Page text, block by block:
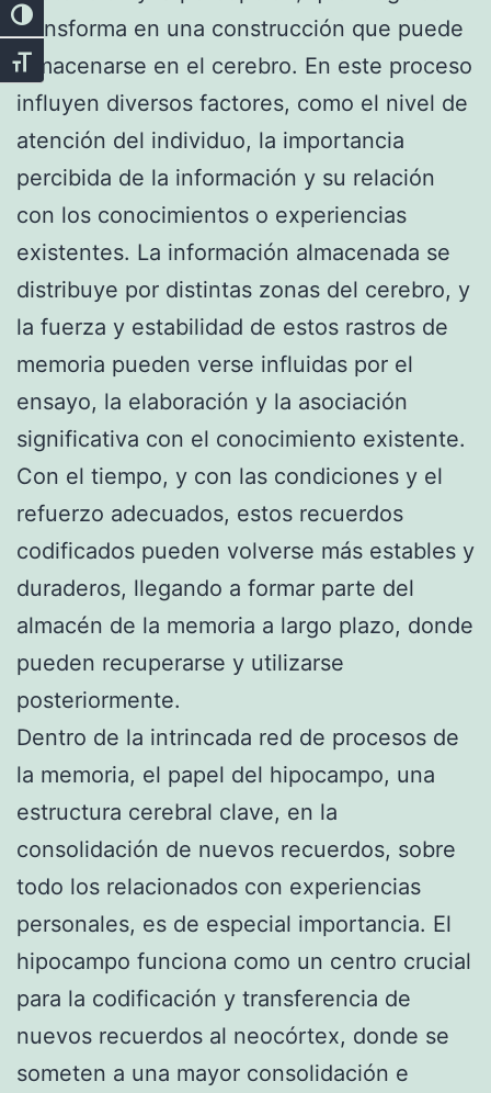
Alternar alto contraste
Alternar tamaño de letra
transforma en una construcción que puede
almacenarse en el cerebro. En este proceso
influyen diversos factores, como el nivel de
atención del individuo, la importancia
percibida de la información y su relación
con los conocimientos o experiencias
existentes. La información almacenada se
distribuye por distintas zonas del cerebro, y
la fuerza y estabilidad de estos rastros de
memoria pueden verse influidas por el
ensayo, la elaboración y la asociación
significativa con el conocimiento existente.
Con el tiempo, y con las condiciones y el
refuerzo adecuados, estos recuerdos
codificados pueden volverse más estables y
duraderos, llegando a formar parte del
almacén de la memoria a largo plazo, donde
pueden recuperarse y utilizarse
posteriormente.
Dentro de la intrincada red de procesos de
la memoria, el papel del hipocampo, una
estructura cerebral clave, en la
consolidación de nuevos recuerdos, sobre
todo los relacionados con experiencias
personales, es de especial importancia. El
hipocampo funciona como un centro crucial
para la codificación y transferencia de
nuevos recuerdos al neocórtex, donde se
someten a una mayor consolidación e